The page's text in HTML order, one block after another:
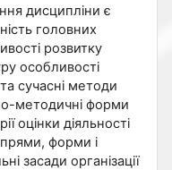
дисципліни є
головних
розвитку
особливості
сучасні методи
методичні форми
оцінки діяльності
форми і
засади організації